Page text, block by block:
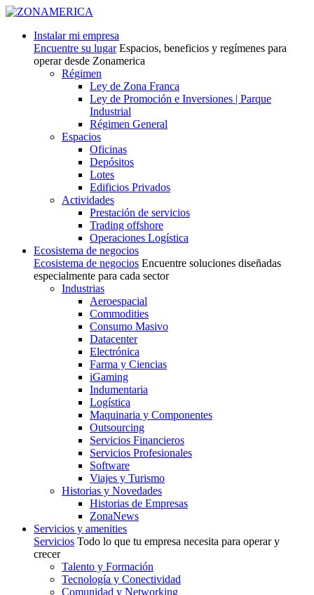
Instalar mi empresa
Encuentre su lugar Espacios, beneficios y regímenes para
operar desde Zonamerica
Régimen
Ley de Zona Franca
Ley de Promoción e Inversiones | Parque
Industrial
Régimen General
Espacios
Oficinas
Depósitos
Lotes
Edificios Privados
Actividades
Prestación de servicios
Trading offshore
Operaciones Logística
Ecosistema de negocios
Ecosistema de negocios Encuentre soluciones diseñadas
especialmente para cada sector
Industrias
Aeroespacial
Commodities
Consumo Masivo
Datacenter
Electrónica
Farma y Ciencias
iGaming
Indumentaria
Logística
Maquinaria y Componentes
Outsourcing
Servicios Financieros
Servicios Profesionales
Software
Viajes y Turismo
Historias y Novedades
Historias de Empresas
ZonaNews
Servicios y amenities
Servicios Todo lo que tu empresa necesita para operar y
crecer
Talento y Formación
Tecnología y Conectividad
Comunidad y Networking